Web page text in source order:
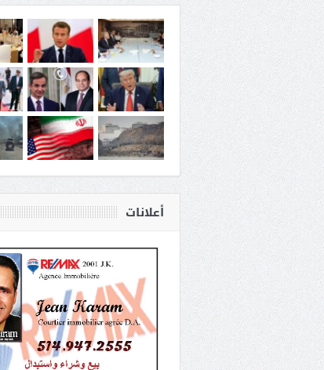
أعلانات